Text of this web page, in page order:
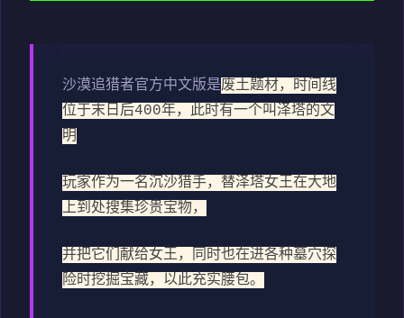
沙漠追猎者官方中文版是废土题材，时间线
位于末日后400年，此时有一个叫泽塔的文
明
玩家作为一名沉沙猎手，替泽塔女王在大地
上到处搜集珍贵宝物，
并把它们献给女王，同时也在进各种墓穴探
险时挖掘宝藏，以此充实腰包。